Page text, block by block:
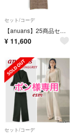
セット/コーデ
【anuans】25商品セットアップ ニットツイードタンクトップ スカート M
¥ 11,600
セット/コーデ